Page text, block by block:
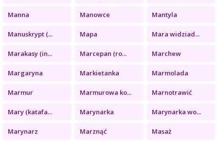
Manna Manowce Mantyla
Manuskrypt (... Mapa Mara widziad...
Marakasy (in... Marcepan (ro... Marchew
Margaryna Markietanka Marmolada
Marmur Marmurowa ko... Marnotrawić
Mary (katafa... Marynarka Marynarka wo...
Marynarz Marznąć Masaż